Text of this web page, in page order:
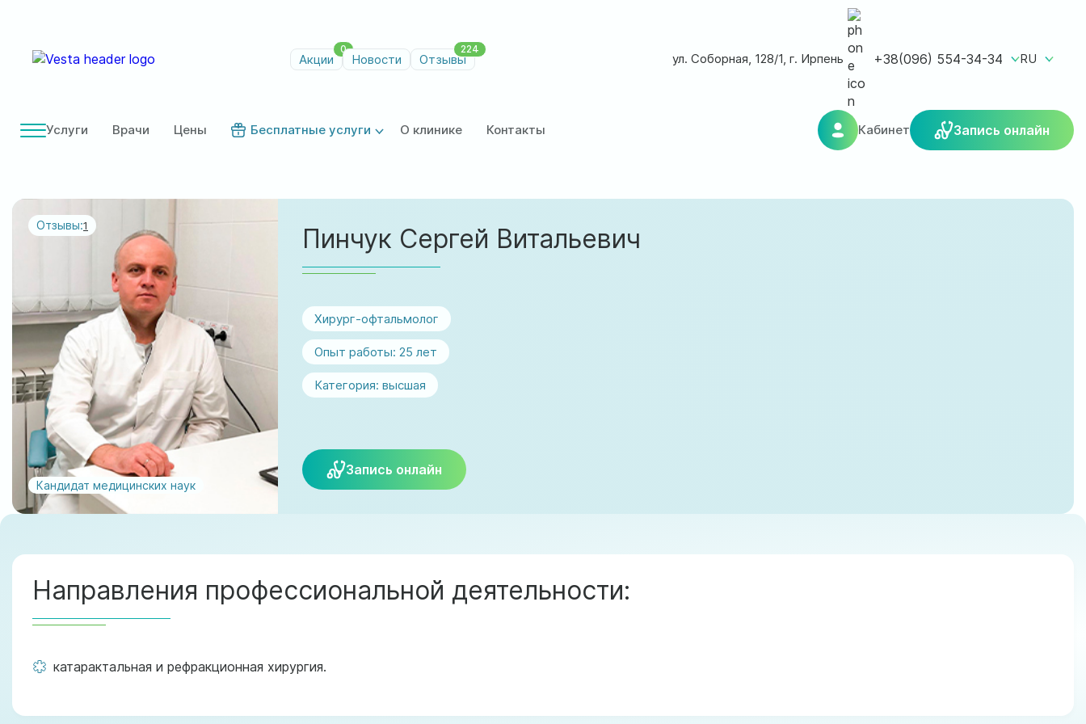
Акции
0
Новости Отзывы
224
ул. Соборная, 128/1, г. Ирпень +38(096) 554-34-34 RU
Услуги Врачи Цены Бесплатные услуги О клинике Контакты Кабинет Запись онлайн
Отзывы:1
Кандидат медицинских наук
Пинчук Сергей Витальевич
Хирург-офтальмолог
Опыт работы: 25 лет
Категория: высшая
Запись онлайн
Направления профессиональной деятельности:
катарактальная и рефракционная хирургия.